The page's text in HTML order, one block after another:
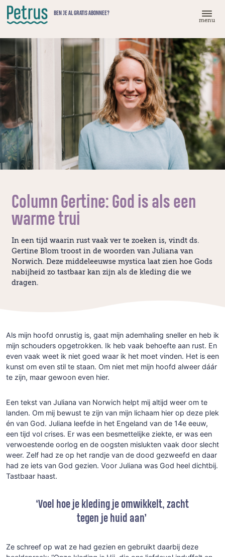
Doorgaan
naar
hoofdinhoud
BEN JE AL GRATIS ABONNEE?
menu
Column Gertine: God is als een
warme trui
In een tijd waarin rust vaak ver te zoeken is, vindt ds.
Gertine Blom troost in de woorden van Juliana van
Norwich. Deze middeleeuwse mystica laat zien hoe Gods
nabijheid zo tastbaar kan zijn als de kleding die we
dragen.
Als mijn hoofd onrustig is, gaat mijn ademhaling sneller en heb ik
mijn schouders opgetrokken. Ik heb vaak behoefte aan rust. En
even vaak weet ik niet goed waar ik het moet vinden. Het is een
kunst om even stil te staan. Om niet met mijn hoofd alweer dáár
te zijn, maar gewoon even hier.
Een tekst van Juliana van Norwich helpt mij altijd weer om te
landen. Om mij bewust te zijn van mijn lichaam hier op deze plek
én van God. Juliana leefde in het Engeland van de 14e eeuw,
een tijd vol crises. Er was een besmettelijke ziekte, er was een
verwoestende oorlog en de oogsten mislukten vaak door slecht
weer. Zelf had ze op het randje van de dood gezweefd en daar
had ze iets van God gezien. Voor Juliana was God heel dichtbij.
Tastbaar haast.
‘Voel hoe je kleding je omwikkelt, zacht
tegen je huid aan’
Ze schreef op wat ze had gezien en gebruikt daarbij deze